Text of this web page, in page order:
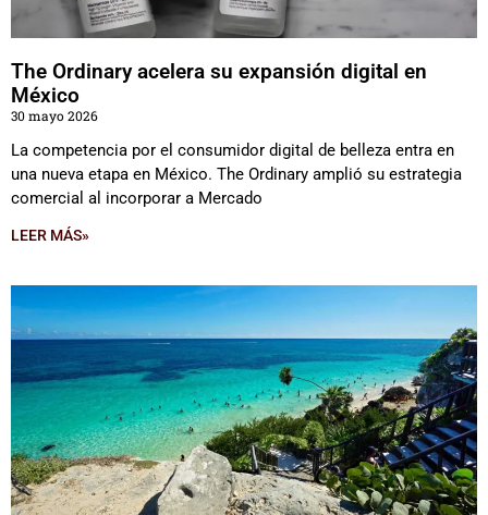
The Ordinary acelera su expansión digital en
México
30 mayo 2026
La competencia por el consumidor digital de belleza entra en
una nueva etapa en México. The Ordinary amplió su estrategia
comercial al incorporar a Mercado
LEER MÁS»